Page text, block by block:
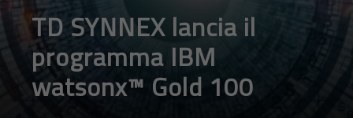
TD SYNNEX lancia il
programma IBM
watsonx™ Gold 100